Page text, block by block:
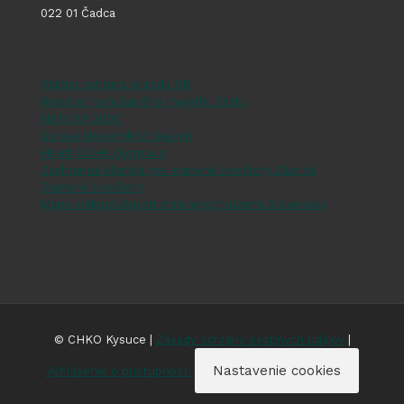
022 01 Čadca
Štátna ochrana prírody SR
Register ponúkaného majetku štátu
NATURA 2000
Správa slovenských jaskýň
Hnutí DUHA Olomouc
Záchranná stanica pre zranené živočíchy Zázrivá
Zranené živočíchy
Mapa veľkoplošných chránených území Slovenska
© CHKO Kysuce | Zásady ochrany osobných údajov
Vyhlásenie o prístupnosti Nastavenie cookies